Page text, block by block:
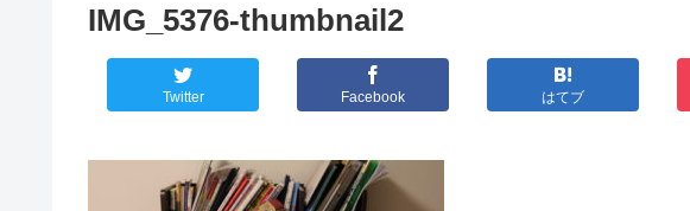
IMG_5376-thumbnail2
Twitter Facebook はてブ